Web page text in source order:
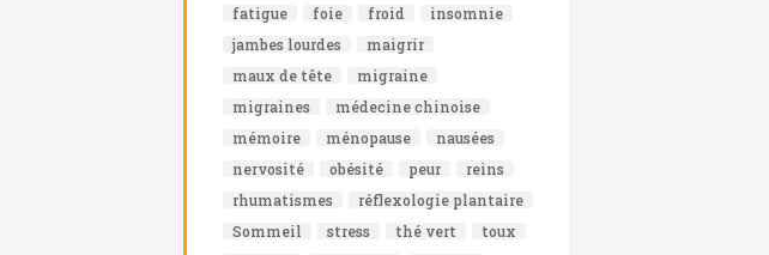
fatigue
foie froid
insomnie
jambes lourdes
maigrir
maux de tête
migraine
migraines
médecine chinoise
mémoire
ménopause
nausées
nervosité
obésité peur
reins
rhumatismes
réflexologie plantaire
Sommeil
stress thé vert
toux